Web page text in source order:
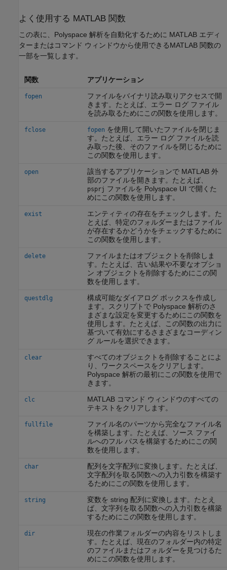
よく使用する MATLAB 関数
この表に、Polyspace 解析を自動化するために MATLAB エディ
ターまたはコマンド ウィンドウから使用できるMATLAB 関数の
一部を一覧します。
関数 アプリケーション
fopen
ファイルをバイナリ読み取りアクセスで開
きます。たとえば、エラー ログ ファイル
を読み取るためにこの関数を使用します。
fclose fopen を使用して開いたファイルを閉じま
す。たとえば、エラー ログ ファイルを読
み取った後、そのファイルを閉じるために
この関数を使用します。
open
該当するアプリケーションで MATLAB 外
部のファイルを開きます。たとえば、
psprj ファイルを Polyspace UI で開くた
めにこの関数を使用します。
exist
エンティティの存在をチェックします。た
とえば、特定のフォルダーまたはファイル
が存在するかどうかをチェックするために
この関数を使用します。
delete
ファイルまたはオブジェクトを削除しま
す。たとえば、古い結果や不要なオプショ
ン オブジェクトを削除するためにこの関
数を使用します。
questdlg
構成可能なダイアログ ボックスを作成し
ます。スクリプトで Polyspace 解析のさ
まざまな設定を変更するためにこの関数を
使用します。たとえば、この関数の出力に
基づいて有効にするさまざまなコーディン
グ ルールを選択できます。
clear
すべてのオブジェクトを削除することによ
り、ワークスペースをクリアします。
Polyspace 解析の最初にこの関数を使用で
きます。
clc
MATLAB コマンド ウィンドウのすべての
テキストをクリアします。
fullfile
ファイル名のパーツから完全なファイル名
を構築します。たとえば、ソース ファイ
ルへのフル パスを構築するためにこの関
数を使用します。
char
配列を文字配列に変換します。たとえば、
文字配列を取る関数への入力引数を構築す
るためにこの関数を使用します。
string
変数を string 配列に変換します。たとえ
ば、文字列を取る関数への入力引数を構築
するためにこの関数を使用します。
dir
現在の作業フォルダーの内容をリストしま
す。たとえば、現在のフォルダー内の特定
のファイルまたはフォルダーを見つけるた
めにこの関数を使用します。